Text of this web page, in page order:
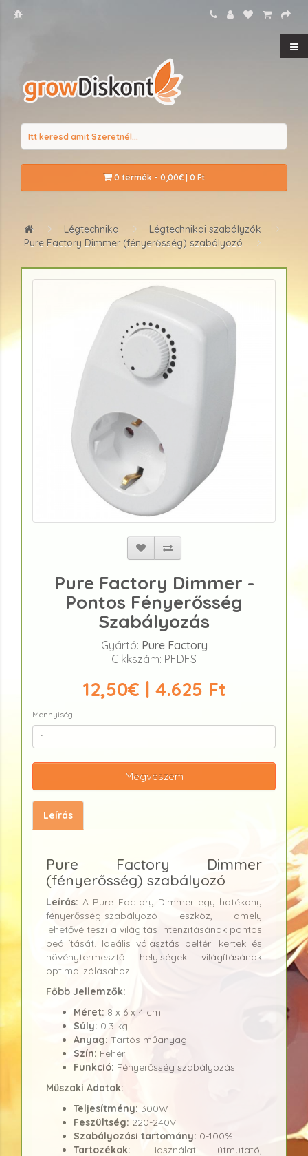
0 termék - 0,00€ | 0 Ft
Légtechnika
Légtechnikai szabályzók
Pure Factory Dimmer (fényerősség) szabályozó
Pure Factory Dimmer -
Pontos Fényerősség
Szabályozás
Gyártó: Pure Factory
Cikkszám: PFDFS
12,50€ | 4.625 Ft
Mennyiség
Megveszem
Leírás
Pure Factory Dimmer
(fényerősség) szabályozó
Leírás: A Pure Factory Dimmer egy hatékony
fényerősség-szabályozó eszköz, amely
lehetővé teszi a világítás intenzitásának pontos
beállítását. Ideális választás beltéri kertek és
növénytermesztő helyiségek világításának
optimalizálásához.
Főbb Jellemzők:
Méret: 8 x 6 x 4 cm
Súly: 0.3 kg
Anyag: Tartós műanyag
Szín: Fehér
Funkció: Fényerősség szabályozás
Műszaki Adatok:
Teljesítmény: 300W
Feszültség: 220-240V
Szabályozási tartomány: 0-100%
Tartozékok: Használati útmutató,